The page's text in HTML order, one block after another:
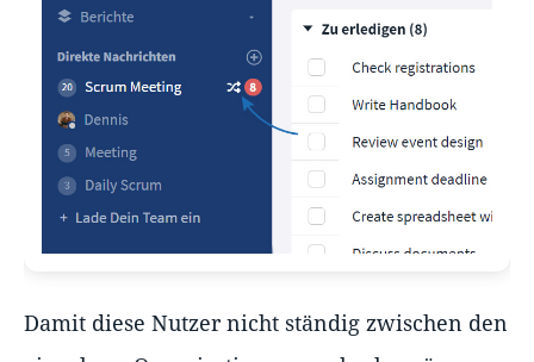
Damit diese Nutzer nicht ständig zwischen den